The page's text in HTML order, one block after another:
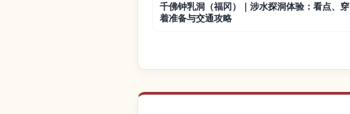
千佛钟乳洞（福冈）｜涉水探洞体验：看点、穿
着准备与交通攻略